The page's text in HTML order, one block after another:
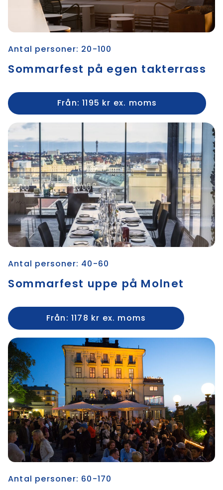
Antal personer: 20-100
Sommarfest på egen takterrass
Från: 1195 kr ex. moms
Antal personer: 40-60
Sommarfest uppe på Molnet
Från: 1178 kr ex. moms
Antal personer: 60-170